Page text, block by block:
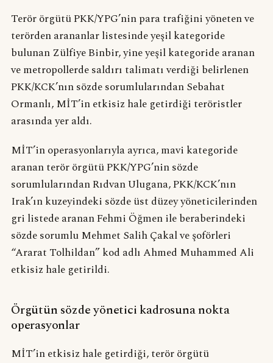
Terör örgütü PKK/YPG’nin para trafiğini yöneten ve
terörden arananlar listesinde yeşil kategoride
bulunan Zülfiye Binbir, yine yeşil kategoride aranan
ve metropollerde saldırı talimatı verdiği belirlenen
PKK/KCK’nın sözde sorumlularından Sebahat
Ormanlı, MİT’in etkisiz hale getirdiği teröristler
arasında yer aldı.
MİT’in operasyonlarıyla ayrıca, mavi kategoride
aranan terör örgütü PKK/YPG’nin sözde
sorumlularından Rıdvan Ulugana, PKK/KCK’nın
Irak’ın kuzeyindeki sözde üst düzey yöneticilerinden
gri listede aranan Fehmi Öğmen ile beraberindeki
sözde sorumlu Mehmet Salih Çakal ve şoförleri
“Ararat Tolhildan” kod adlı Ahmed Muhammed Ali
etkisiz hale getirildi.
Örgütün sözde yönetici kadrosuna nokta
operasyonlar
MİT’in etkisiz hale getirdiği, terör örgütü